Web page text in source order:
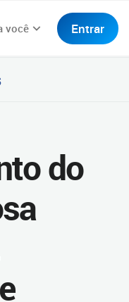
você Entrar
do